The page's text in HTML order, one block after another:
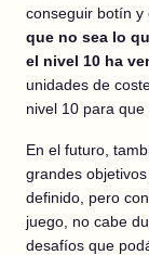
conseguir botín y
que no sea lo
el nivel 10 ha
unidades de
nivel 10 para que
En el futuro,
grandes
definido, pero
juego, no cabe
desafíos que